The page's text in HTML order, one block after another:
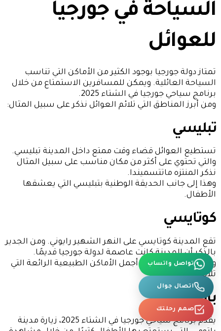
السياحة في جورجيا
للعوائل
تمتاز دولة جورجيا بوجود الكثير من الأماكن التي تناسب
السياحة العائلية. ويمكن للمسافرين الاستمتاع من خلال
برنامج سياحي جورجيا في الشتاء 2025.
ومن أبرز المناطق التي تلائم العوائل نذكر على سبيل المثال:
تبليسي
تستطيع العوائل قضاء وقت ممتع داخل المدينة تبليسي.
والتي تحتوي على أكثر من مكان مناسب على سبيل المثال
نذكر المنتزه ماتتسميندا.
وهذا إلى جانب الحديقة الوطنية بتبليسي التي يعشقها
الأطفال.
كوتايسي
تقع المدينة كوتايسي على النهر الشهير رايوني. ومن الجدير
بالذكر أن المدينة كانت عاصمة لدولة جورجيا قديمًا.
وتحتوي كوتايسي على أجمل الأماكن الطبيعية الرائعة التي
تلائم العوائل.
باتومي
يقدم برنامج سياحي جورجيا في الشتاء 2025، زيارة مدينة
تواصل واتساب
اتصال جوال
صمم رحلتك